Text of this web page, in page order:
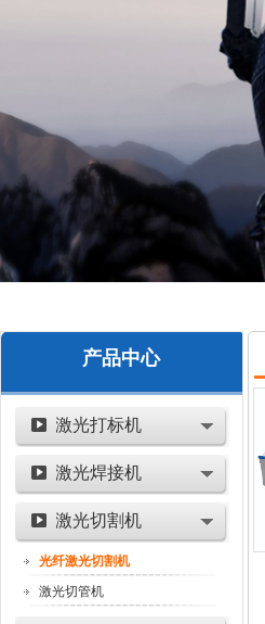
产品中心
激光打标机
激光焊接机
激光切割机
光纤激光切割机
激光切管机